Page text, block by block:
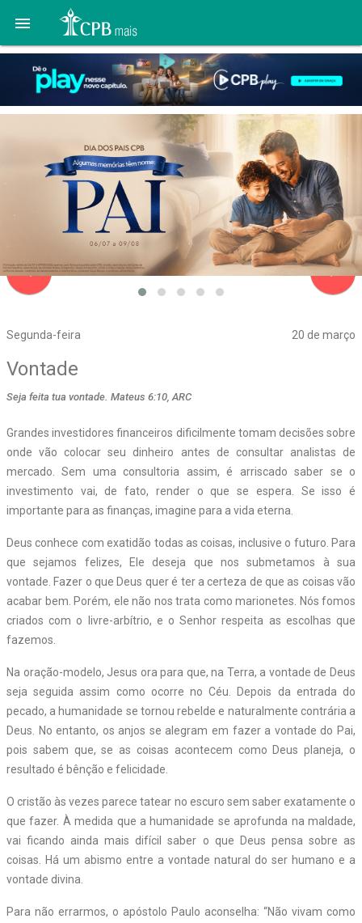

Segunda-feira 20 de março
navigate_before
Vontade
Seja feita tua vontade. Mateus 6:10, ARC
Grandes investidores financeiros dificilmente tomam decisões sobre
onde vão colocar seu dinheiro antes de consultar analistas de
mercado. Sem uma consultoria assim, é arriscado saber se o
investimento vai, de fato, render o que se espera. Se isso é
importante para as finanças, imagine para a vida eterna.
Deus conhece com exatidão todas as coisas, inclusive o futuro. Para
que sejamos felizes, Ele deseja que nos submetamos à sua
vontade. Fazer o que Deus quer é ter a certeza de que as coisas vão
acabar bem. Porém, ele não nos trata como marionetes. Nós fomos
criados com o livre-arbítrio, e o Senhor respeita as escolhas que
fazemos.
Na oração-modelo, Jesus ora para que, na Terra, a vontade de Deus
seja seguida assim como ocorre no Céu. Depois da entrada do
pecado, a humanidade se tornou rebelde e naturalmente contrária a
Deus. No entanto, os anjos se alegram em fazer a vontade do Pai,
pois sabem que, se as coisas acontecem como Deus planeja, o
resultado é bênção e felicidade.
O cristão às vezes parece tatear no escuro sem saber exatamente o
que fazer. À medida que a humanidade se aprofunda na maldade,
vai ficando ainda mais difícil saber o que Deus pensa sobre as
coisas. Há um abismo entre a vontade natural do ser humano e a
vontade divina.
Para não errarmos, o apóstolo Paulo aconselha: “Não vivam como
navigate_next